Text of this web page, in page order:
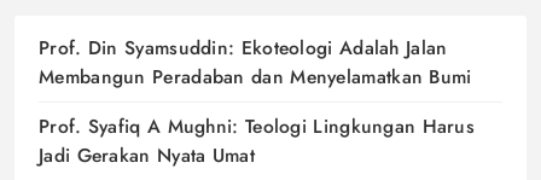
Prof. Din Syamsuddin: Ekoteologi Adalah Jalan
Membangun Peradaban dan Menyelamatkan Bumi
Prof. Syafiq A Mughni: Teologi Lingkungan Harus
Jadi Gerakan Nyata Umat